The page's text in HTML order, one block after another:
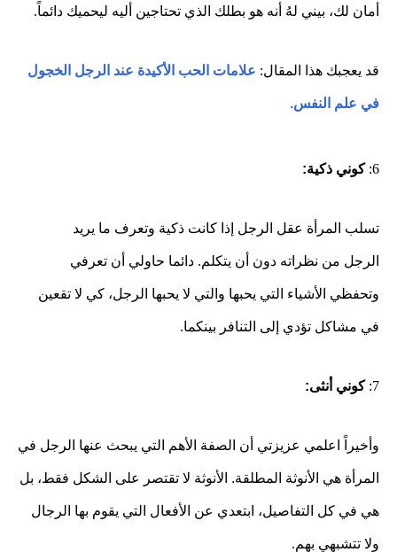
أمان لك، بيني لهُ أنه هو بطلك الذي تحتاجين أليه ليحميك دائماً.
قد يعجبك هذا المقال: علامات الحب الأكيدة عند الرجل الخجول
في علم النفس.
6: كوني ذكية:
تسلب المرأة عقل الرجل إذا كانت ذكية وتعرف ما يريد
الرجل من نظراته دون أن يتكلم. دائما حاولي أن تعرفي
وتحفظي الأشياء التي يحبها والتي لا يحبها الرجل، كي لا تقعين
في مشاكل تؤدي إلى التنافر بينكما.
7: كوني أنثى:
وأخيراً اعلمي عزيزتي أن الصفة الأهم التي يبحث عنها الرجل في
المرأة هي الأنوثة المطلقة. الأنوثة لا تقتصر على الشكل فقط، بل
هي في كل التفاصيل، ابتعدي عن الأفعال التي يقوم بها الرجال
ولا تتشبهي بهم.